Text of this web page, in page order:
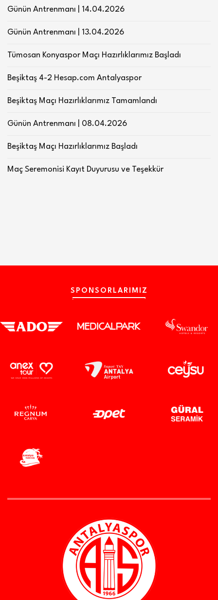
Günün Antrenmanı | 14.04.2026
Günün Antrenmanı | 13.04.2026
Tümosan Konyaspor Maçı Hazırlıklarımız Başladı
Beşiktaş 4-2 Hesap.com Antalyaspor
Beşiktaş Maçı Hazırlıklarımız Tamamlandı
Günün Antrenmanı | 08.04.2026
Beşiktaş Maçı Hazırlıklarımız Başladı
Maç Seremonisi Kayıt Duyurusu ve Teşekkür
SPONSORLARIMIZ